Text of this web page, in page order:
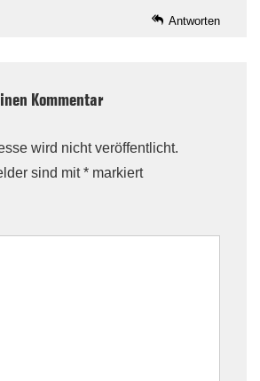
Antworten
Kommentar
wird nicht veröffentlicht.
sind mit* markiert